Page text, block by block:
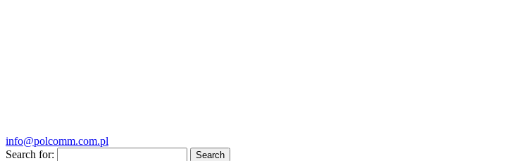
info@polcomm.com.pl
Search for: